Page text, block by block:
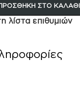
ΣΤΟ ΚΑΛΆΘΙ
λίστα επιθυμιών